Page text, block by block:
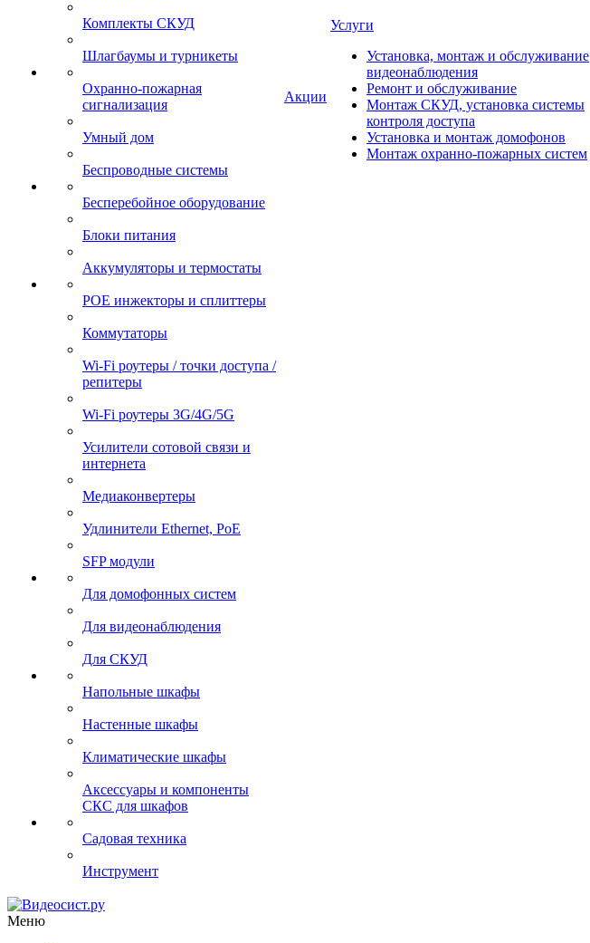
Комплекты СКУД
Шлагбаумы и турникеты
Охранно-пожарная
сигнализация
Умный дом
Беспроводные системы
Бесперебойное оборудование
Блоки питания
Аккумуляторы и термостаты
POE инжекторы и сплиттеры
Коммутаторы
Wi-Fi роутеры / точки доступа /
репитеры
Wi-Fi роутеры 3G/4G/5G
Усилители сотовой связи и
интернета
Медиаконвертеры
Удлинители Ethernet, PoE
SFP модули
Для домофонных систем
Для видеонаблюдения
Для СКУД
Напольные шкафы
Настенные шкафы
Климатические шкафы
Аксессуары и компоненты
СКС для шкафов
Садовая техника
Инструмент
Акции
Услуги
Установка, монтаж и обслуживание
видеонаблюдения
Ремонт и обслуживание
Монтаж СКУД, установка системы
контроля доступа
Установка и монтаж домофонов
Монтаж охранно-пожарных систем
Меню